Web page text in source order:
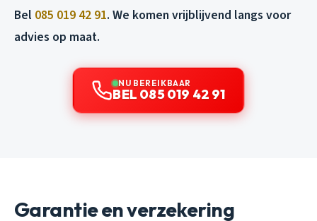
Bel 085 019 42 91. We komen vrijblijvend langs voor
advies op maat.
NU BEREIKBAAR
BEL 085 019 42 91
Garantie en verzekering